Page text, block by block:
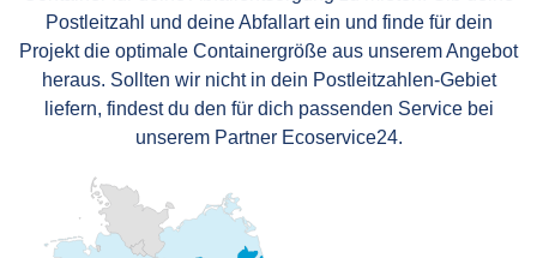
Postleitzahl und deine Abfallart ein und finde für dein
Projekt die optimale Containergröße aus unserem Angebot
heraus. Sollten wir nicht in dein Postleitzahlen-Gebiet
liefern, findest du den für dich passenden Service bei
unserem Partner Ecoservice24.